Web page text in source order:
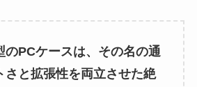
のPCケースは、その名の通
さと拡張性を両立させた絶